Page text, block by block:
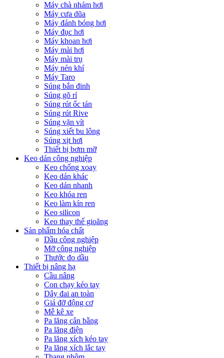
Máy chà nhám hơi
Máy cưa dũa
Máy đánh bóng hơi
Máy đục hơi
Máy khoan hơi
Máy mài hơi
Máy mài trụ
Máy nén khí
Máy Taro
Súng bắn đinh
Súng gõ rỉ
Súng rút ốc tán
Súng rút Rive
Súng vặn vít
Súng xiết bu lông
Súng xịt hơi
Thiết bị bơm mỡ
Keo dán công nghiệp
Keo chống xoay
Keo dán khác
Keo dán nhanh
Keo khóa ren
Keo làm kín ren
Keo silicon
Keo thay thế gioăng
Sản phẩm hóa chất
Dầu công nghiệp
Mỡ công nghiệp
Thước đo dầu
Thiết bị nâng hạ
Cầu nâng
Con chạy kéo tay
Dây đai an toàn
Giá đỡ động cơ
Mễ kê xe
Pa lăng cân bằng
Pa lăng điện
Pa lăng xích kéo tay
Pa lăng xích lắc tay